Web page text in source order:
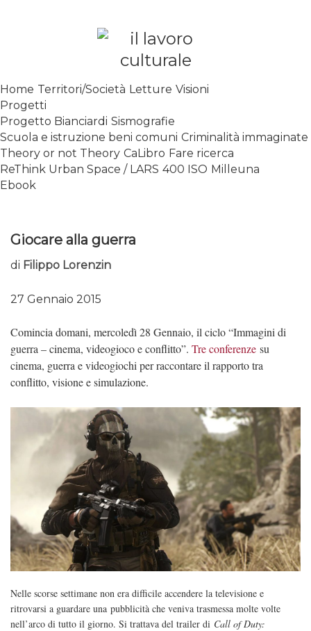
SPALANCARE LE FINESTRE DEI
CONTEMPORANEO
Home Territori/Società Letture Visioni
Progetti
Progetto Bianciardi Sismografie
Scuola e istruzione beni comuni Criminalità immaginate
Theory or not Theory CaLibro Fare ricerca
ReThink Urban Space / LARS 400 ISO Milleuna
Ebook
Giocare alla guerra
di Filippo Lorenzin
27 Gennaio 2015
Comincia domani, mercoledì 28 Gennaio, il ciclo “Immagini di
guerra – cinema, videogioco e conflitto”. Tre conferenze su
cinema, guerra e videogiochi per raccontare il rapporto tra
conflitto, visione e simulazione.
Nelle scorse settimane non era difficile accendere la televisione e
ritrovarsi a guardare una pubblicità che veniva trasmessa molte volte
nell’arco di tutto il giorno. Si trattava del trailer di Call of Duty: